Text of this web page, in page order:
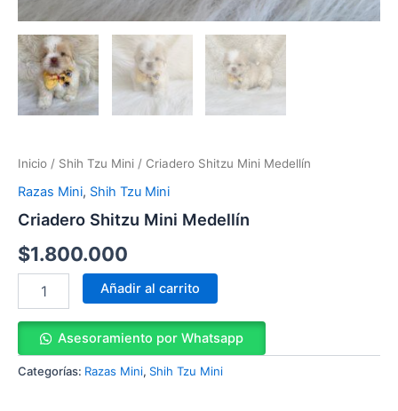
Inicio / Shih Tzu Mini / Criadero Shitzu Mini Medellín
Razas Mini, Shih Tzu Mini
Criadero Shitzu Mini Medellín
$1.800.000
Añadir al carrito
Asesoramiento por Whatsapp
Categorías: Razas Mini, Shih Tzu Mini